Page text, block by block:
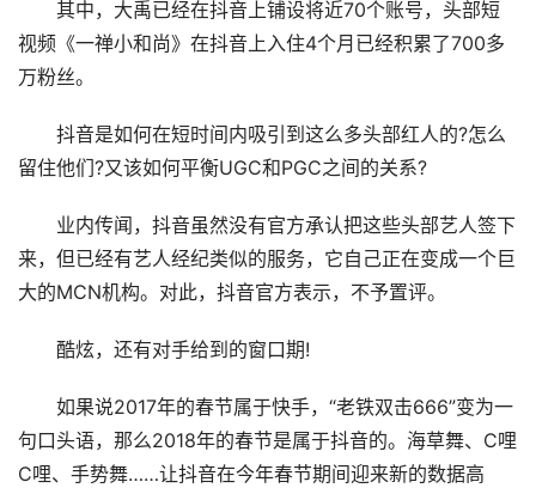
其中，大禹已经在抖音上铺设将近70个账号，头部短
视频《一禅小和尚》在抖音上入住4个月已经积累了700多
万粉丝。
抖音是如何在短时间内吸引到这么多头部红人的?怎么
留住他们?又该如何平衡UGC和PGC之间的关系?
业内传闻，抖音虽然没有官方承认把这些头部艺人签下
来，但已经有艺人经纪类似的服务，它自己正在变成一个巨
大的MCN机构。对此，抖音官方表示，不予置评。
酷炫，还有对手给到的窗口期!
如果说2017年的春节属于快手，“老铁双击666”变为一
句口头语，那么2018年的春节是属于抖音的。海草舞、C哩
C哩、手势舞……让抖音在今年春节期间迎来新的数据高